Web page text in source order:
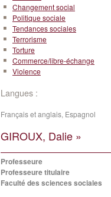
Changement social
Politique sociale
Tendances sociales
Terrorisme
Torture
Commerce/libre-échange
Violence
Langues :
Français et anglais, Espagnol
GIROUX, Dalie »
Professeure
Professeure titulaire
Faculté des sciences sociales